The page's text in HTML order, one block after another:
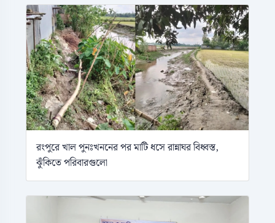
রংপুরে খাল পুনঃখননের পর মাটি ধসে রান্নাঘর বিধ্বস্ত,
ঝুঁকিতে পরিবারগুলো